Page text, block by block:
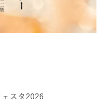
スタ2026